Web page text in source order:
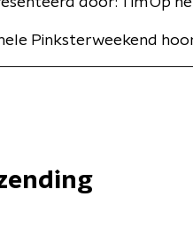
Pinksterweekend